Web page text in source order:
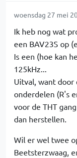
woensdag 27 mei
Ik heb nog wat
een BAV23S op
Is een (hoe kan
125kHz...
Uitval, want
onderdelen (R's
voor de THT
dan herstellen.
Wil er wel twee
Beetsterzwaag,